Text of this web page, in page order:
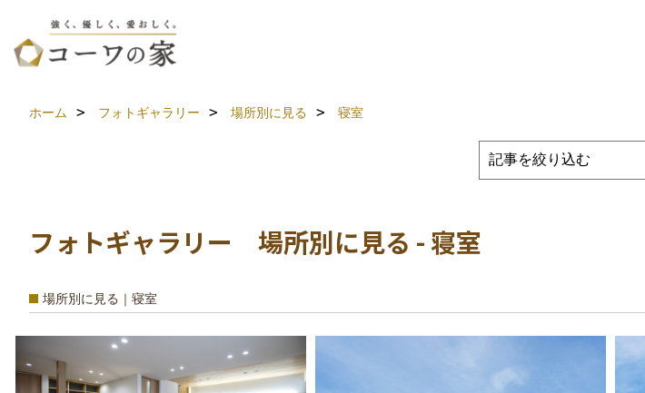
ホーム フォトギャラリー 場所別に見る 寝室
フォトギャラリー 場所別に見る - 寝室
場所別に見る｜寝室